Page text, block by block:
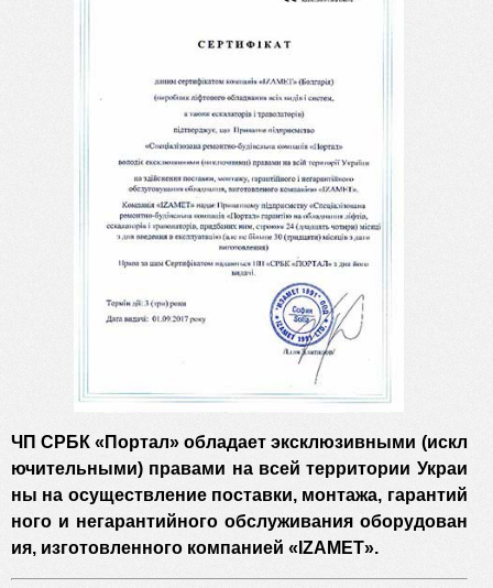
ЧП СРБК «Портал» обладает эксклюзивными (искл
ючительными) правами на всей территории Украи
ны на осуществление поставки, монтажа, гарантий
ного и негарантийного обслуживания оборудован
ия, изготовленного компанией «IZAMET».